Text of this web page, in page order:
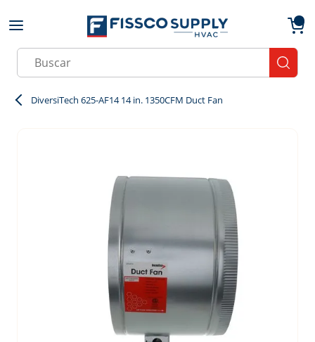
Skip to main content
Site Search
DiversiTech 625-AF14 14 in. 1350CFM Duct Fan